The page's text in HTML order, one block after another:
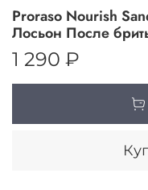
Proraso Nourish
Лосьон После
1 290 ₽